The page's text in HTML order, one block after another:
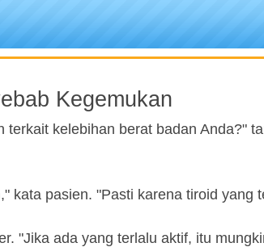
Kegemukan
kelebihan berat badan Anda?"
kata pasien. "Pasti karena tiroid yang
"Jika ada yang terlalu aktif, itu